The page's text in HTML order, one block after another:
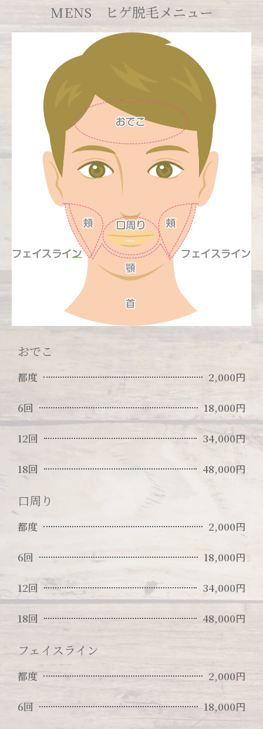
MENS ヒゲ脱毛メニュー
おでこ
都度 2,000円
6回 18,000円
12回 34,000円
18回 48,000円
口周り
都度 2,000円
6回 18,000円
12回 34,000円
18回 48,000円
フェイスライン
都度 2,000円
6回 18,000円